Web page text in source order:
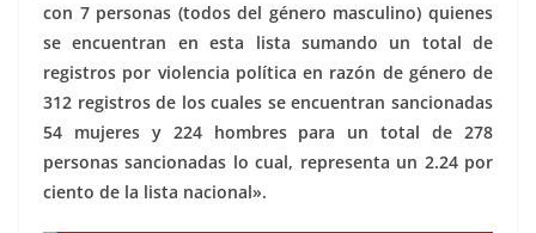
con 7 personas (todos del género masculino) quienes
se encuentran en esta lista sumando un total de
registros por violencia política en razón de género de
312 registros de los cuales se encuentran sancionadas
54 mujeres y 224 hombres para un total de 278
personas sancionadas lo cual, representa un 2.24 por
ciento de la lista nacional».